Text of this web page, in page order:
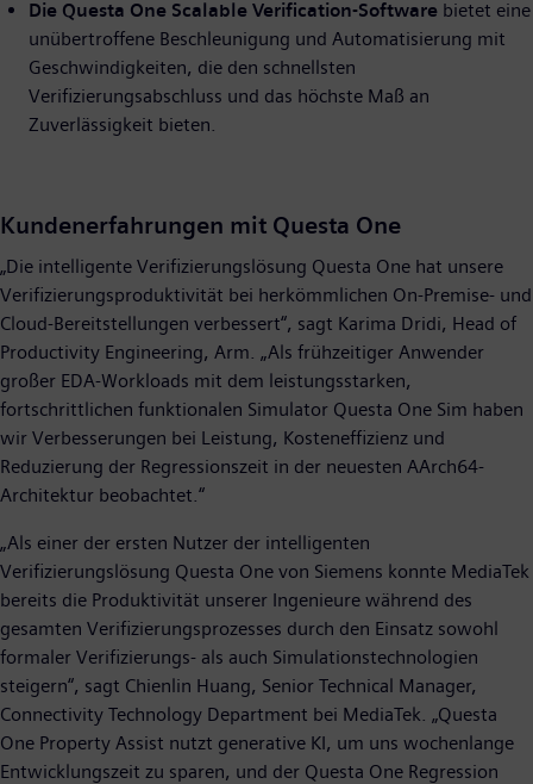
Die Questa One Scalable Verification-Software bietet eine
unübertroffene Beschleunigung und Automatisierung mit
Geschwindigkeiten, die den schnellsten
Verifizierungsabschluss und das höchste Maß an
Zuverlässigkeit bieten.
Kundenerfahrungen mit Questa One
„Die intelligente Verifizierungslösung Questa One hat unsere
Verifizierungsproduktivität bei herkömmlichen On-Premise- und
Cloud-Bereitstellungen verbessert“, sagt Karima Dridi, Head of
Productivity Engineering, Arm. „Als frühzeitiger Anwender
großer EDA-Workloads mit dem leistungsstarken,
fortschrittlichen funktionalen Simulator Questa One Sim haben
wir Verbesserungen bei Leistung, Kosteneffizienz und
Reduzierung der Regressionszeit in der neuesten AArch64-
Architektur beobachtet.“
„Als einer der ersten Nutzer der intelligenten
Verifizierungslösung Questa One von Siemens konnte MediaTek
bereits die Produktivität unserer Ingenieure während des
gesamten Verifizierungsprozesses durch den Einsatz sowohl
formaler Verifizierungs- als auch Simulationstechnologien
steigern“, sagt Chienlin Huang, Senior Technical Manager,
Connectivity Technology Department bei MediaTek. „Questa
One Property Assist nutzt generative KI, um uns wochenlange
Entwicklungszeit zu sparen, und der Questa One Regression